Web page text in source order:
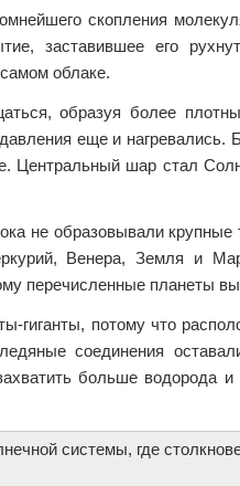
скопления
заставившее его
облаке.
образуя более
еще и нагревались.
Центральный шар стал
не образовывали
Венера, Земля и
перечисленные планеты
потому что
соединения
больше водорода